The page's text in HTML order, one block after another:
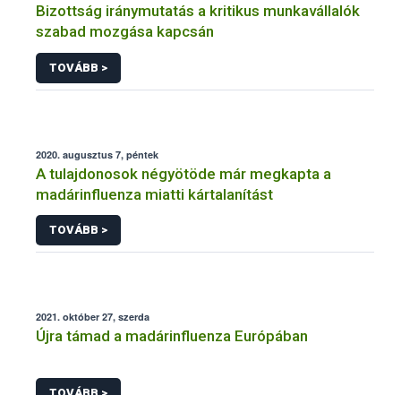
Bizottság iránymutatás a kritikus munkavállalók
szabad mozgása kapcsán
TOVÁBB >
2020. augusztus 7, péntek
A tulajdonosok négyötöde már megkapta a
madárinfluenza miatti kártalanítást
TOVÁBB >
2021. október 27, szerda
Újra támad a madárinfluenza Európában